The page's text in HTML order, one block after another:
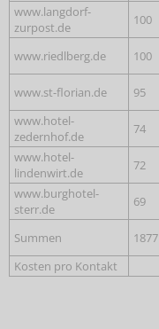
www.langdorf-
zurpost.de
100
www.riedlberg.de
100
www.st-florian.de
95
www.hotel-
zedernhof.de
74
www.hotel-
lindenwirt.de
72
www.burghotel-
sterr.de
69
Summen
1877
Kosten pro Kontakt